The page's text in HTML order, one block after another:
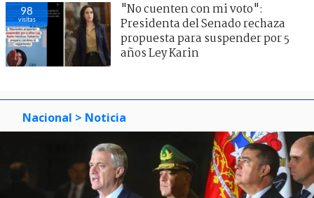
98
visitas
"No cuenten con mi voto":
Presidenta del Senado rechaza
propuesta para suspender por 5
años Ley Karin
Nacional > Noticia